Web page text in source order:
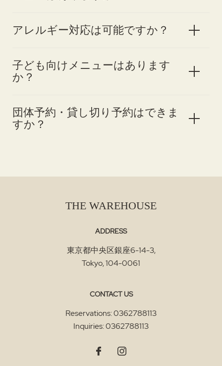
アレルギー対応は可能ですか？
子ども向けメニューはあります
か？
団体予約・貸し切り予約はできま
すか？
THE WAREHOUSE
ADDRESS
東京都中央区銀座6-14-3,
Tokyo,104-0061
CONTACT US
Reservations:0362788113
Inquiries:0362788113